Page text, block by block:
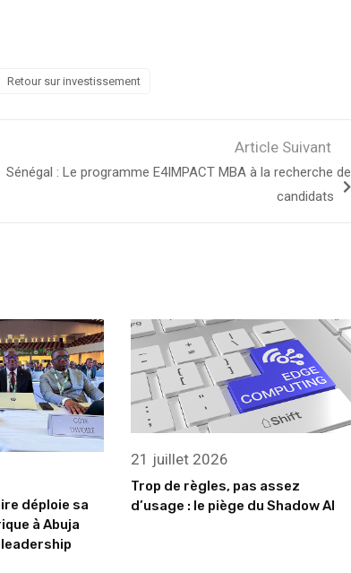
Retour sur investissement
Article Suivant
Sénégal : Le programme E4IMPACT MBA à la recherche de
candidats
déploie sa
à Abuja
21 juillet 2026
Trop de règles, pas assez
d’usage : le piège du Shadow AI